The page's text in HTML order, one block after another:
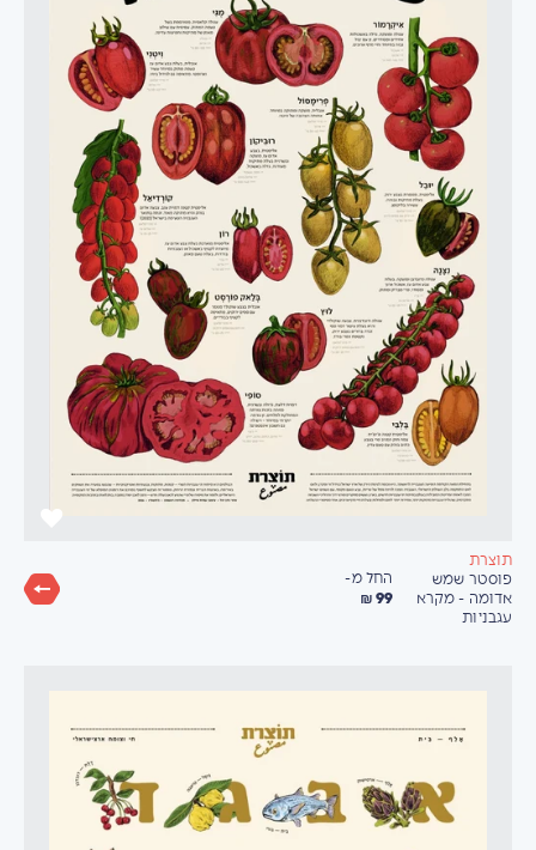
תוצרת
פוסטר שמש
אדומה - מקרא
עגבניות
החל מ-
99 ₪